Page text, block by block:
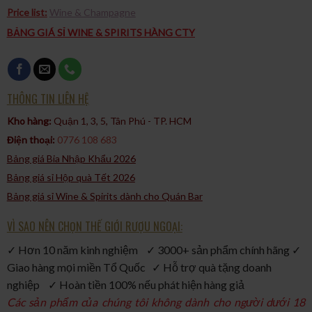
Hậu vị: Dài lâu, mượt mà với chút chát nhẹ tinh tế.
6. Kết hợp món ăn
Grey Cabernet Sauvignon là lựa chọn lý tưởng để kết hợp với:
Thịt đỏ nướng: Bò bít tết, sườn cừu nướng than hoa, thịt
nướng BBQ.
Món hầm đậm vị: Bò sốt vang, thịt heo om rượu vang, gà sốt
tiêu đen.
Phô mai lâu năm: Parmesan, Gouda, Cheddar.
Price list: Wine & Champagne
BẢNG GIÁ SỈ WINE & SPIRITS HÀNG CTY
THÔNG TIN LIÊN HỆ
Kho hàng: Quận 1, 3, 5, Tân Phú - TP. HCM​
Điện thoại: 0776 108 683
Bảng giá Bia Nhập Khẩu 2026
Bảng giá sỉ Hộp quà Tết 2026
Bảng giá sỉ Wine & Spirits dành cho Quán Bar
VÌ SAO NÊN CHỌN THẾ GIỚI RƯỢU NGOẠI:
✓ Hơn 10 năm kinh nghiệm ✓ 3000+ sản phẩm chính hãng ✓
Giao hàng mọi miền Tổ Quốc ✓ Hỗ trợ quà tặng doanh
nghiệp ✓ Hoàn tiền 100% nếu phát hiện hàng giả
Các sản phẩm của chúng tôi không dành cho người dưới 18